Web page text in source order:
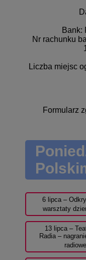
Bank:
Nr rachunku
Liczba miejsc
Formularz
6 lipca –
warsztaty
13 lipca –
Radia –